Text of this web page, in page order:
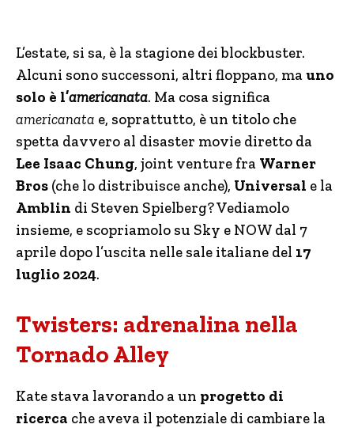
L’estate, si sa, è la stagione dei blockbuster.
Alcuni sono successoni, altri floppano, mauno
solo è l’americanata. Ma cosa significa
americanata e, soprattutto, è un titolo che
spetta davvero al disaster movie diretto da
Lee Isaac Chung, joint venture fra Warner
Bros (che lo distribuisce anche), Universal e la
Amblin di Steven Spielberg? Vediamolo
insieme, e scopriamolo su Sky e NOW dal 7
aprile dopo l’uscita nelle sale italiane del 17
luglio 2024.
Twisters: adrenalina nella
Tornado Alley
Kate stava lavorando a un progetto di
ricerca che aveva il potenziale di cambiare la